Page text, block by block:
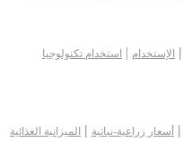
| الإستخدام |
استخدام تكنولوجيا
| أسعار زراعية-نباتية | الميزانية الغذائية